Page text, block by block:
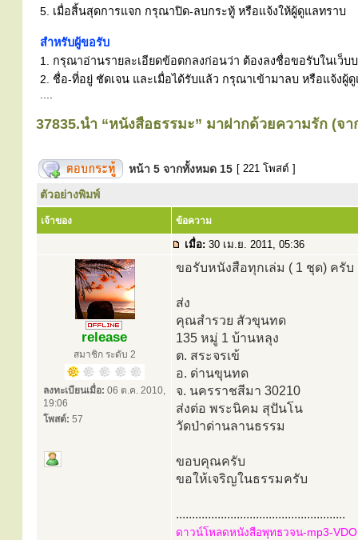
5. เมื่อสิ้นสุดการแจก กรุณาปิด-ลบกระทู้ หรือแจ้งให้ผู้ดูแลทราบ
สำหรับผู้ขอรับ
1. กรุณาอ่านรายละเอียดข้อตกลงก่อนว่า ต้องลงชื่อขอรับในเว็บ
2. ชื่อ-ที่อยู่ ชัดเจน และเมื่อได้รับแล้ว กรุณาเข้ามาลบ หรือแจ้ง
37835.นำ “หนังสือธรรมะ” มาฝากด้วยความรัก (จ
หน้า 5 จากทั้งหมด 15 [ 221 โพสต์ ]
ตัวอย่างพิมพ์
เจ้าของ ข้อความ
เมื่อ: 30 เม.ย. 2011, 05:36
release
สมาชิก ระดับ 2
ลงทะเบียนเมื่อ: 06 ต.ค. 2010,
19:06
โพสต์: 57
ขอรับหนังสือทุกเล่ม ( 1 ชุด) ครับ
ส่ง
คุณสำรวย สัวขุนทด
135 หมู่ 1 บ้านหลุง
ต. สระจรเข้
อ. ด่านขุนทด
จ. นครราชสีมา 30210
ส่งต่อ พระนิคม สุปันโน
วัดป่าด่านลานธรรม
ขอบคุณครับ
ขอให้เจริญในธรรมครับ
.....................................................
ดาวน์โหลดหนังสือพุทธวจน-mp3-